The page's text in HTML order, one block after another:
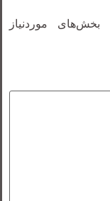
بخش‌های موردنیاز